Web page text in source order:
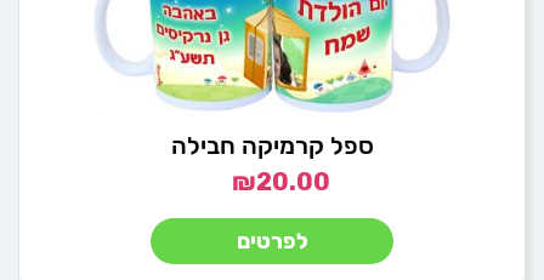
ספל קרמיקה חבילה
₪20.00
לפרטים